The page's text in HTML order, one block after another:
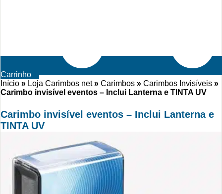
Carrinho
Início » Loja Carimbos net» Carimbos » Carimbos Invisíveis »
Carimbo invisível eventos – Inclui Lanterna e TINTA UV
Carimbo invisível eventos – Inclui Lanterna e
TINTA UV